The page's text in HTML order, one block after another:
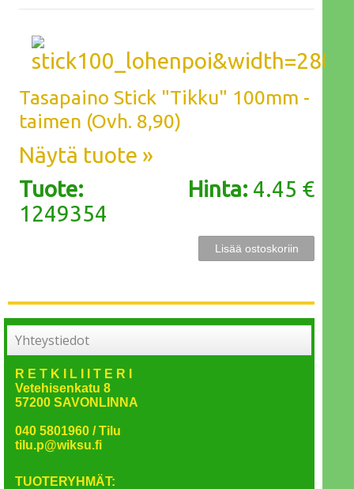
Tasapaino Stick "Tikku" 100mm -
taimen (Ovh. 8,90)
Näytä tuote »
Tuote:
1249354
Hinta: 4.45 €
Yhteystiedot
R E T K I L I I T E R I
Vetehisenkatu 8
57200 SAVONLINNA
040 5801960 / Tilu
tilu.p@wiksu.fi
TUOTERYHMÄT: